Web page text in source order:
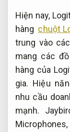
Hiện nay,
hàng chuột
trung vào
mang các
hàng của
gia. Hiệu
nhu cầu
mạnh.
Microphones,